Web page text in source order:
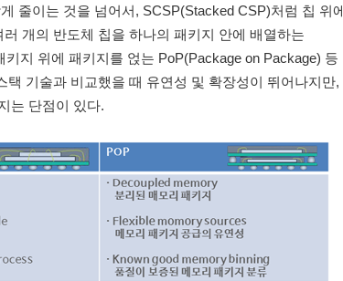
줄이는 것을 넘어서, SCSP(Stacked CSP)처럼 칩 위에
개의 반도체 칩을 하나의 패키지 안에 배열하는
지 위에 패키지를 얹는 PoP(Package on Package) 등
택 기술과 비교했을 때 유연성 및 확장성이 뛰어나지만,
는 단점이 있다.